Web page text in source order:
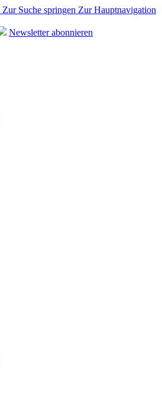
Zur Suche springen Zur Hauptnavigation
Newsletter abonnieren